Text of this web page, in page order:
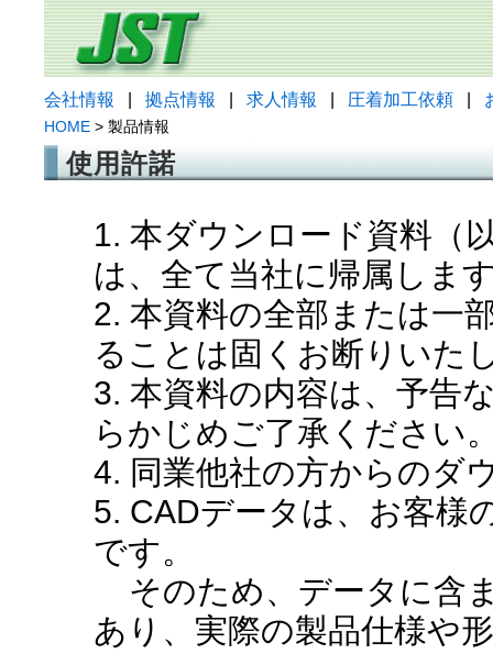
会社情報 拠点情報 求人情報 圧着加工依頼
HOME > 製品情報
使用許諾
1. 本ダウンロード資料（
は、全て当社に帰属しま
2. 本資料の全部または一
ることは固くお断りいた
3. 本資料の内容は、予告
らかじめご了承ください
4. 同業他社の方からのダ
5. CADデータは、お客様
です。
そのため、データに含
あり、実際の製品仕様や